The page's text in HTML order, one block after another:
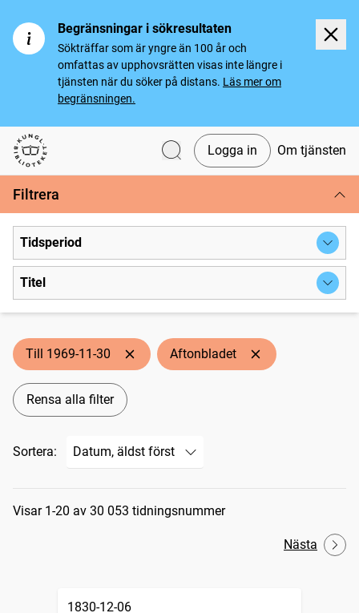
Begränsningar i sökresultaten
Sökträffar som är yngre än 100 år och
omfattas av upphovsrätten visas inte längre i
tjänsten när du söker på distans. Läs mer om
begränsningen.
Svenska tidningar
Logga in Om tjänsten
Filtrera
Tidsperiod
Titel
Till 1969-11-30 Aftonbladet
Rensa alla filter
Sortera:
Sökresultat
Visar 1-20 av 30 053 tidningsnummer
Nästa
1830-12-06